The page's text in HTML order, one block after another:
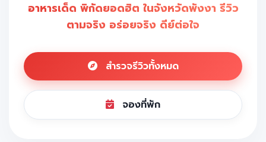
อาหารเด็ด พิกัดยอดฮิต ในจังหวัดพังงา รีวิว
ตามจริง อร่อยจริง ดีย์ต่อใจ
สำรวจรีวิวทั้งหมด
จองที่พัก